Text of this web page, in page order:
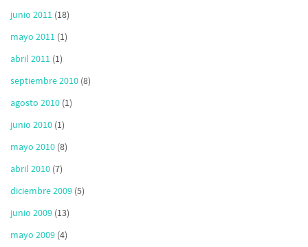
junio 2011 (18)
mayo 2011 (1)
abril 2011 (1)
septiembre 2010 (8)
agosto 2010 (1)
junio 2010 (1)
mayo 2010 (8)
abril 2010 (7)
diciembre 2009 (5)
junio 2009 (13)
mayo 2009 (4)